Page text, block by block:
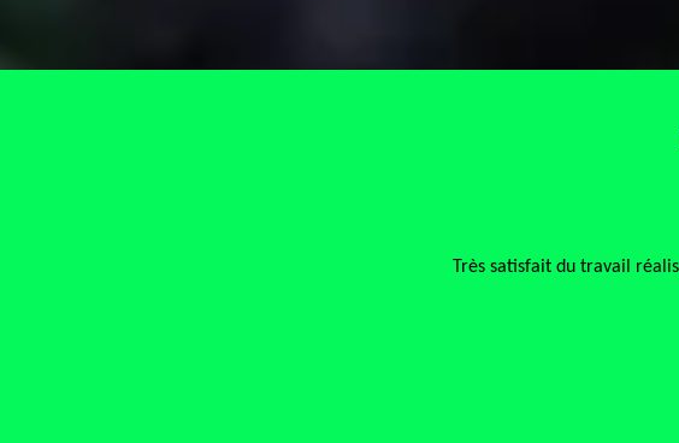
avec des tarifs très intéressant je le recommande fortement